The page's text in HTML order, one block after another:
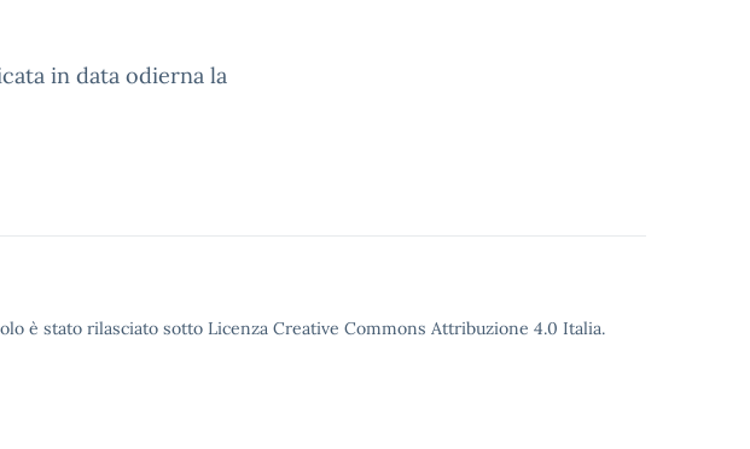
in data odierna la
è stato rilasciato sotto Licenza Creative Commons Attribuzione 4.0 Italia.